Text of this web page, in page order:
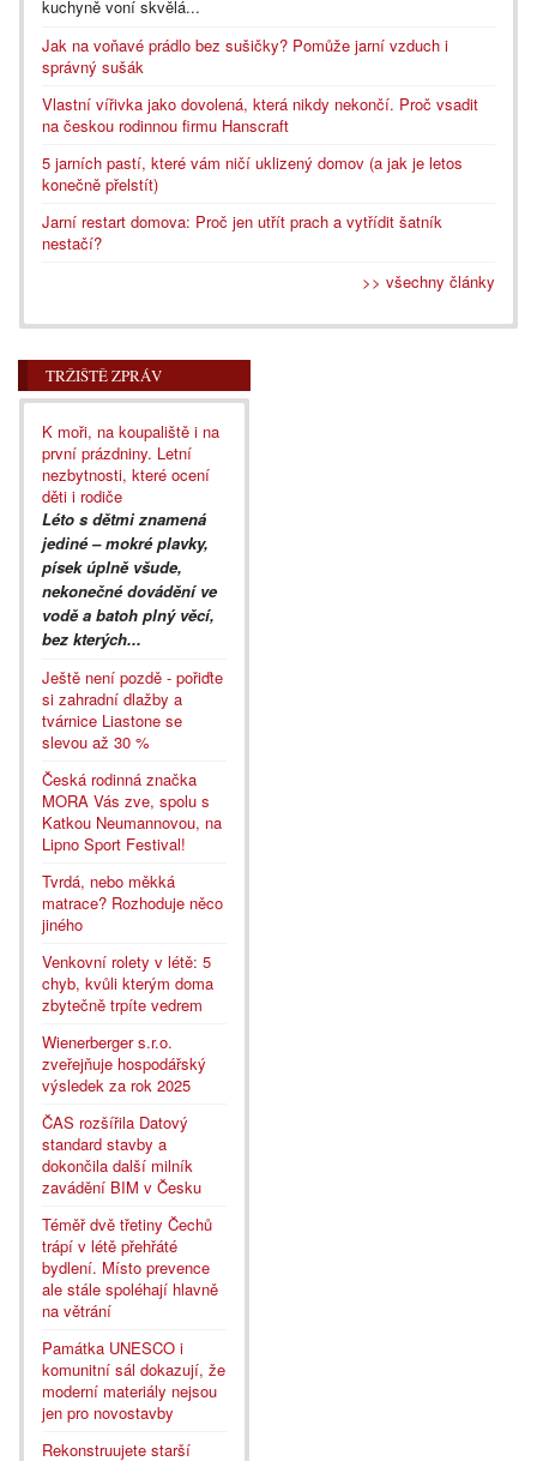
kuchyně voní skvělá...
Jak na voňavé prádlo bez sušičky? Pomůže jarní vzduch i
správný sušák
Vlastní vířivka jako dovolená, která nikdy nekončí. Proč vsadit
na českou rodinnou firmu Hanscraft
5 jarních pastí, které vám ničí uklizený domov (a jak je letos
konečně přelstít)
Jarní restart domova: Proč jen utřít prach a vytřídit šatník
nestačí?
>> všechny články
TRŽIŠTĚ ZPRÁV
K moři, na koupaliště i na
první prázdniny. Letní
nezbytnosti, které ocení
děti i rodiče
Léto s dětmi znamená
jediné – mokré plavky,
písek úplně všude,
nekonečné dovádění ve
vodě a batoh plný věcí,
bez kterých...
Ještě není pozdě - pořiďte
si zahradní dlažby a
tvárnice Liastone se
slevou až 30 %
Česká rodinná značka
MORA Vás zve, spolu s
Katkou Neumannovou, na
Lipno Sport Festival!
Tvrdá, nebo měkká
matrace? Rozhoduje něco
jiného
Venkovní rolety v létě: 5
chyb, kvůli kterým doma
zbytečně trpíte vedrem
Wienerberger s.r.o.
zveřejňuje hospodářský
výsledek za rok 2025
ČAS rozšířila Datový
standard stavby a
dokončila další milník
zavádění BIM v Česku
Téměř dvě třetiny Čechů
trápí v létě přehřáté
bydlení. Místo prevence
ale stále spoléhají hlavně
na větrání
Památka UNESCO i
komunitní sál dokazují, že
moderní materiály nejsou
jen pro novostavby
Rekonstruujete starší